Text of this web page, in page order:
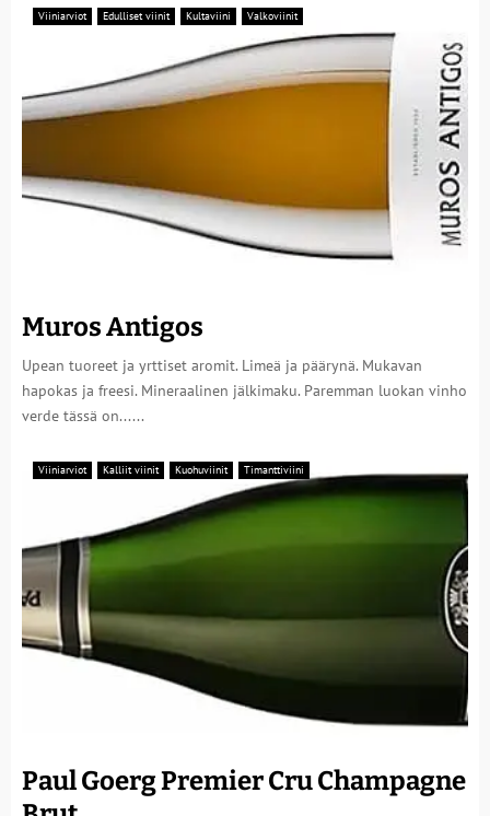
Viiniarviot Edulliset viinit Kultaviini Valkoviinit
Muros Antigos
Upean tuoreet ja yrttiset aromit. Limeä ja päärynä. Mukavan
hapokas ja freesi. Mineraalinen jälkimaku. Paremman luokan vinho
verde tässä on......
Viiniarviot Kalliit viinit Kuohuviinit Timanttiviini
Paul Goerg Premier Cru Champagne